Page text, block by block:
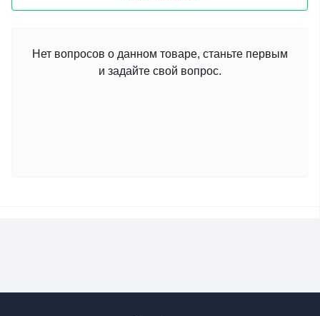
Нет вопросов о данном товаре, станьте первым
и задайте свой вопрос.